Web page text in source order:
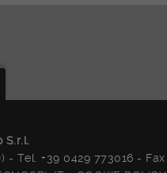
S.r.l.
Tel. +39 0429 773016 - Fax